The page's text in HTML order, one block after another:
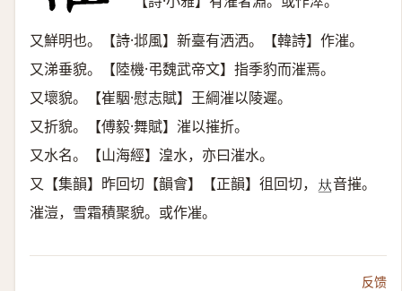
又鮮明也。【詩·邶風】新臺有洒洒。【韓詩】作漼。
又涕垂貌。【陸機·弔魏武帝文】指季豹而漼焉。
又壞貌。【崔駰·慰志賦】王綱漼以陵遲。
又折貌。【傅毅·舞賦】漼以摧折。
又水名。【山海經】湟水，亦曰漼水。
又【集韻】昨回切【韻會】【正韻】徂回切， 𠀤音摧。
漼溰，雪霜積聚貌。或作凗。
反馈